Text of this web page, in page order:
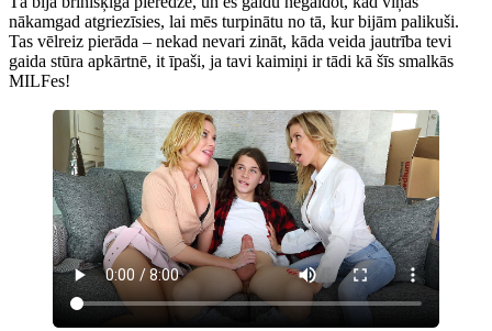
nākamgad atgriezīsies, lai mēs turpinātu no tā, kur bijām palikuši.
Tas vēlreiz pierāda – nekad nevari zināt, kāda veida jautrība tevi
gaida stūra apkārtnē, it īpaši, ja tavi kaimiņi ir tādi kā šīs smalkās
MILFes!